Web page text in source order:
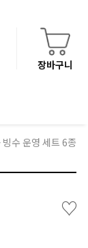
장바구니
험단 발표
빙수 운영 세트 6종
♡